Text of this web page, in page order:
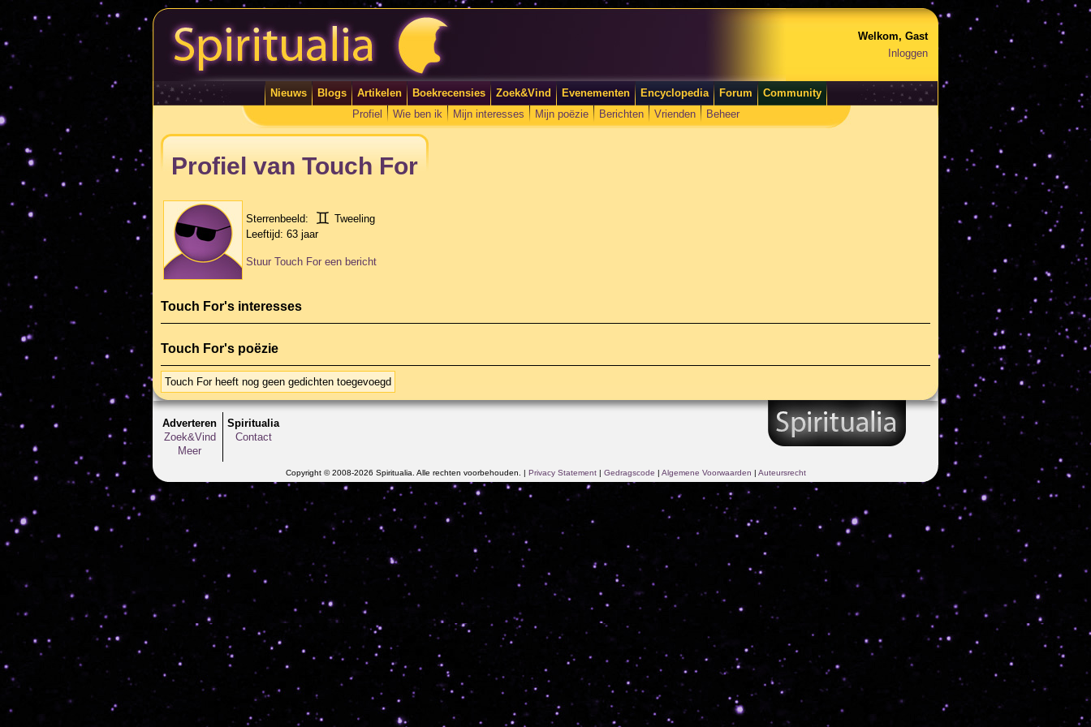
Welkom, Gast
Inloggen
Nieuws Blogs Artikelen Boekrecensies Zoek&Vind Evenementen Encyclopedia Forum
Community
Profiel
Wie ben ik Mijn interesses Mijn poëzie Berichten Vrienden Beheer
Profiel van Touch For
Sterrenbeeld:
Tweeling
Leeftijd: 63 jaar
Stuur Touch For een bericht
Touch For's interesses
Touch For's poëzie
Touch For heeft nog geen gedichten toegevoegd
Adverteren
Zoek&Vind
Meer
Spiritualia
Contact
Copyright © 2008-2026 Spiritualia. Alle rechten voorbehouden. | Privacy Statement| Gedragscode | Algemene Voorwaarden | Auteursrecht